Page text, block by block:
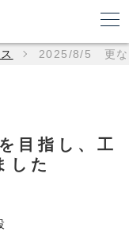
2025/8/5 更な
目指し、工
した